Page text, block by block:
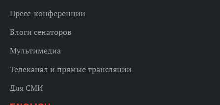
Пресс-конференции
Блоги сенаторов
Мультимедиа
Телеканал и прямые трансляции
Для СМИ